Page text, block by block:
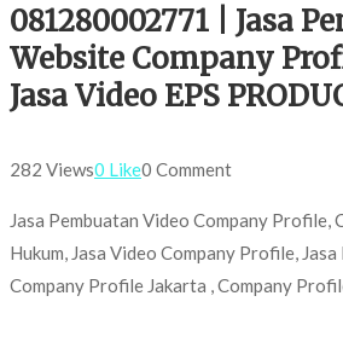
081280002771 | Jasa
Website Company
Jasa Video EPS
282 Views0 Like0 Comment
Jasa Pembuatan Video Company Profile,
Hukum, Jasa Video Company Profile,
Company Profile Jakarta , Company